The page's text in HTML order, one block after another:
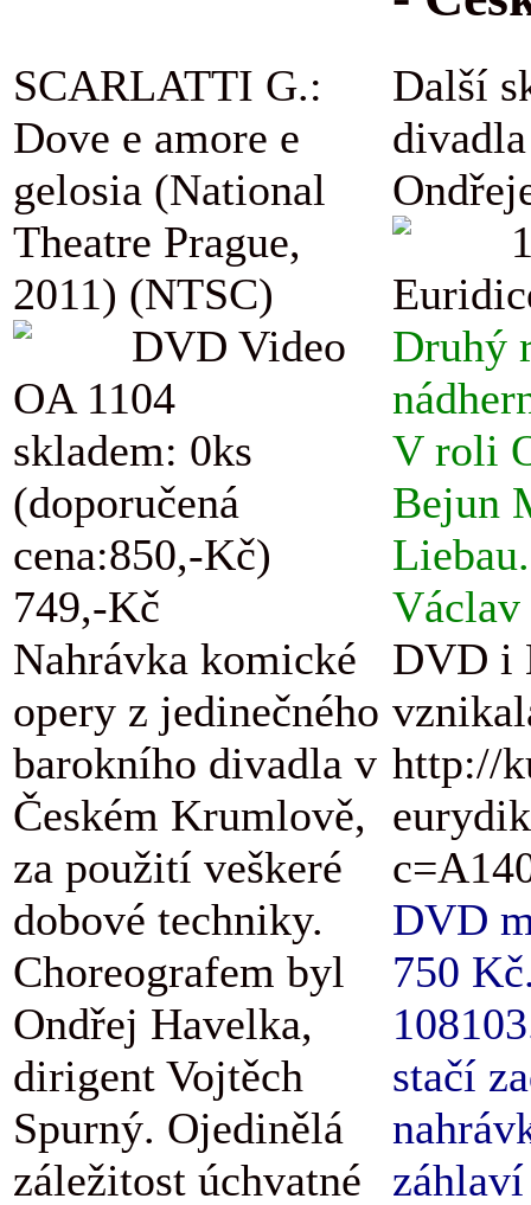
SCARLATTI G.:
Dove e amore e
gelosia (National
Theatre Prague,
2011) (NTSC)
DVD Video
OA 1104
skladem: 0ks
(doporučená
cena:850,-Kč)
749,-Kč
Nahrávka komické
opery z jedinečného
barokního divadla v
Českém Krumlově,
za použití veškeré
dobové techniky.
Choreografem byl
Ondřej Havelka,
dirigent Vojtěch
Spurný. Ojedinělá
záležitost úchvatné
Další
Druhý
V roli
Bejun
DVD i
http://
DVD
750
stačí